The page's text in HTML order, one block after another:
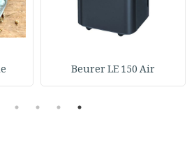
Beurer LE 150 Air
:
1
2
3
4